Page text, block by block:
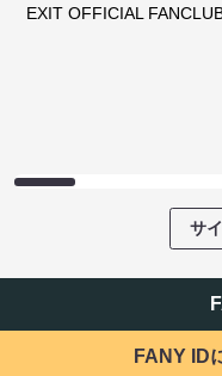
EXIT OFFICIAL
サ
FANY ID